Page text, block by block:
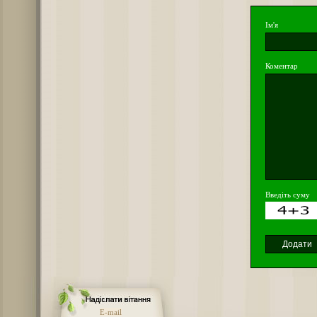
Ім'я
Коментар
Введіть суму
E-mail